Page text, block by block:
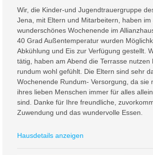
Wir, die Kinder-und Jugendtrauergruppe
Jena, mit Eltern und Mitarbeitern, haben im
wunderschönes Wochenende im
40 Grad Außentemperatur wurden
Abkühlung und Eis zur Verfügung gestellt.
tätig, haben am Abend die Terrasse nutzen
rundum wohl gefühlt. Die Eltern sind sehr
Wochenende Rundum- Versorgung, da sie
ihres lieben Menschen immer für alles
sind. Danke für Ihre freundliche,
Zuwendung und das wundervolle Essen.
Hausdetails anzeigen